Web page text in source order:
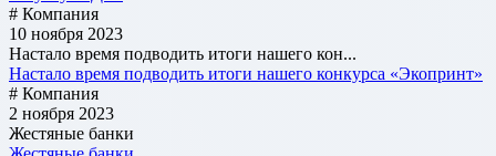
# Компания
10 ноября 2023
Настало время подводить итоги нашего кон...
Настало время подводить итоги нашего конкурса «Экопринт»
# Компания
2 ноября 2023
Жестяные банки